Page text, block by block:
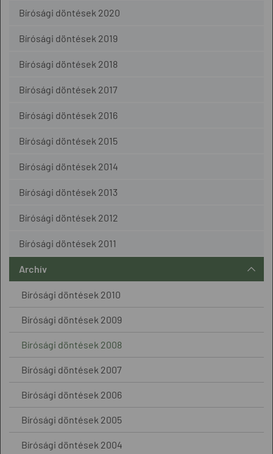
Bírósági döntések 2020
Bírósági döntések 2019
Bírósági döntések 2018
Bírósági döntések 2017
Bírósági döntések 2016
Bírósági döntések 2015
Bírósági döntések 2014
Bírósági döntések 2013
Bírósági döntések 2012
Bírósági döntések 2011
Archív
Bírósági döntések 2010
Bírósági döntések 2009
Bírósági döntések 2008
Bírósági döntések 2007
Bírósági döntések 2006
Bírósági döntések 2005
Bírósági döntések 2004